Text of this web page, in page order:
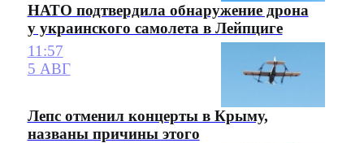
НАТО подтвердила обнаружение дрона
у украинского самолета в Лейпциге
11:57
5 АВГ
Лепс отменил концерты в Крыму,
названы причины этого